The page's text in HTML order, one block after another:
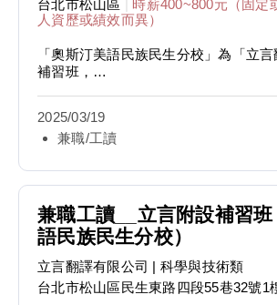
本職務第一階段的甄選需參與性向測驗
短版的中英翻譯測驗。
到職時間可討論，應徵者可先參與甄選
https://www.liitrans.com/tw/blog/
mentoring-system.html
此儲備幹部的「多元職務」概念也在「
http://www.liitrans.com/tw/
翻譯職務受訓內容如下：
■ 正確理解與詮釋原文
■ 寫作流暢度與優美性
■ 用詞專業度與正確性
■ 知識與資訊查證研究流程
■ 符合特定客戶需求與考量
應徵者條件：
■ 優秀的英語能力、中英文寫作能力與
台北市松山區
時薪400~800元（固定
人資歷或績效而異）
「奧斯汀美語民族民生分校」為「立
補習班，
主要工作內容：
■ 培養學生自主學習、多程序推理、多
■ 訂定教學目標、課程範圍、授課內容
■ 安排與批改測驗及作業
■ 負責教學活動規劃與執行
■ 評估學生學習狀況以調整授課進度或
■ 班級經營與親師溝通
■ 電話訪問
2025/03/19
兼職/工讀
兼職工讀__立言附設補習
語民族民生分校）
立言翻譯有限公司 | 科學與技術類
台北市松山區民生東路四段55巷32號1